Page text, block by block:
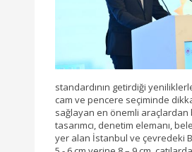
standardının getirdiği
cam ve pencere seçiminde
sağlayan en önemli araçlardan
tasarımcı, denetim elemanı,
yer alan İstanbul ve çevredeki